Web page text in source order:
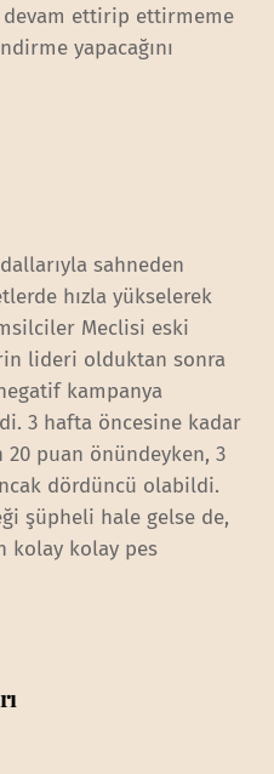
devam ettirip ettirmeme
yapacağını
sahneden
hızla yükselerek
Meclisi eski
lideri olduktan sonra
kampanya
3 hafta öncesine kadar
20 puan önündeyken, 3
dördüncü olabildi.
şüpheli hale gelse de,
kolay kolay pes